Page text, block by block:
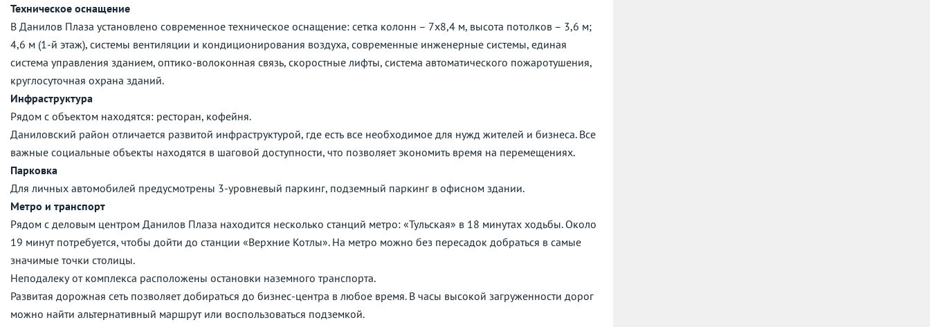
Техническое оснащение
В Данилов Плаза установлено современное техническое оснащение: сетка колонн – 7х8,4 м, высота потолков – 3,6 м;
4,6 м (1-й этаж), системы вентиляции и кондиционирования воздуха, современные инженерные системы, единая
система управления зданием, оптико-волоконная связь, скоростные лифты, система автоматического пожаротушения,
круглосуточная охрана зданий.
Инфраструктура
Рядом с объектом находятся: ресторан, кофейня.
Даниловский район отличается развитой инфраструктурой, где есть все необходимое для нужд жителей и бизнеса. Все
важные социальные объекты находятся в шаговой доступности, что позволяет экономить время на перемещениях.
Парковка
Для личных автомобилей предусмотрены 3-уровневый паркинг, подземный паркинг в офисном здании.
Метро и транспорт
Рядом с деловым центром Данилов Плаза находится несколько станций метро: «Тульская» в 18 минутах ходьбы. Около
19 минут потребуется, чтобы дойти до станции «Верхние Котлы». На метро можно без пересадок добраться в самые
значимые точки столицы.
Неподалеку от комплекса расположены остановки наземного транспорта.
Развитая дорожная сеть позволяет добираться до бизнес-центра в любое время. В часы высокой загруженности дорог
можно найти альтернативный маршрут или воспользоваться подземкой.